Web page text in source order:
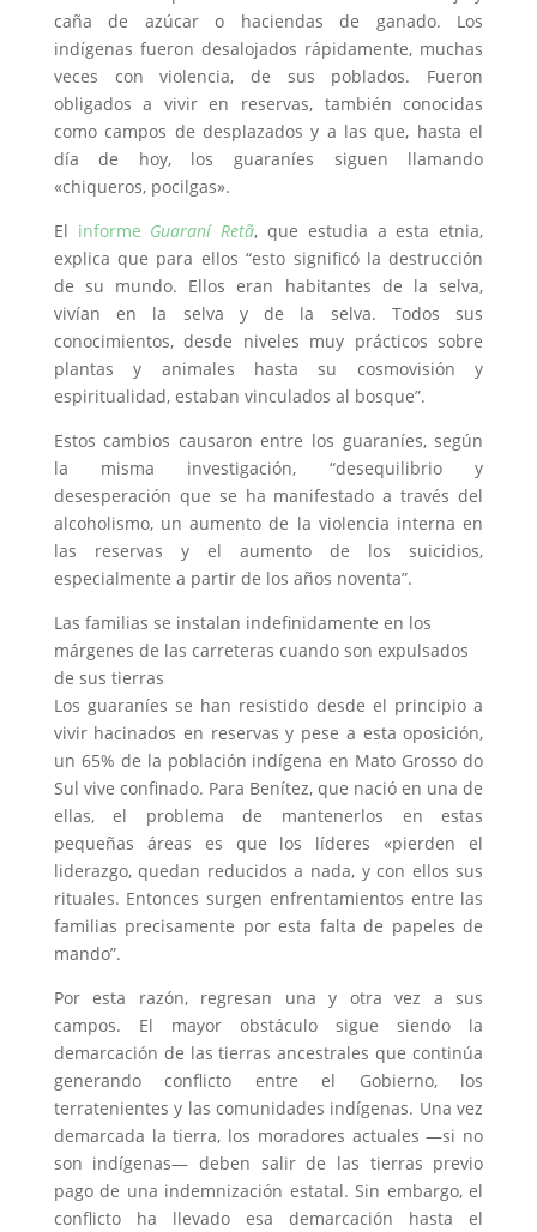
caña de azúcar o haciendas de ganado. Los
indígenas fueron desalojados rápidamente, muchas
veces con violencia, de sus poblados. Fueron
obligados a vivir en reservas, también conocidas
como campos de desplazados y a las que, hasta el
día de hoy, los guaraníes siguen llamando
«chiqueros, pocilgas».
El informe Guaraní Retã, que estudia a esta etnia,
explica que para ellos “esto significó́ la destrucción
de su mundo. Ellos eran habitantes de la selva,
vivían en la selva y de la selva. Todos sus
conocimientos, desde niveles muy prácticos sobre
plantas y animales hasta su cosmovisión y
espiritualidad, estaban vinculados al bosque”.
Estos cambios causaron entre los guaraníes, según
la misma investigación, “desequilibrio y
desesperación que se ha manifestado a través del
alcoholismo, un aumento de la violencia interna en
las reservas y el aumento de los suicidios,
especialmente a partir de los años noventa”.
Las familias se instalan indefinidamente en los
márgenes de las carreteras cuando son expulsados
de sus tierras
Los guaraníes se han resistido desde el principio a
vivir hacinados en reservas y pese a esta oposición,
un 65% de la población indígena en Mato Grosso do
Sul vive confinado. Para Benítez, que nació en una de
ellas, el problema de mantenerlos en estas
pequeñas áreas es que los líderes «pierden el
liderazgo, quedan reducidos a nada, y con ellos sus
rituales. Entonces surgen enfrentamientos entre las
familias precisamente por esta falta de papeles de
mando”.
Por esta razón, regresan una y otra vez a sus
campos. El mayor obstáculo sigue siendo la
demarcación de las tierras ancestrales que continúa
generando conflicto entre el Gobierno, los
terratenientes y las comunidades indígenas. Una vez
demarcada la tierra, los moradores actuales —si no
son indígenas— deben salir de las tierras previo
pago de una indemnización estatal. Sin embargo, el
conflicto ha llevado esa demarcación hasta el